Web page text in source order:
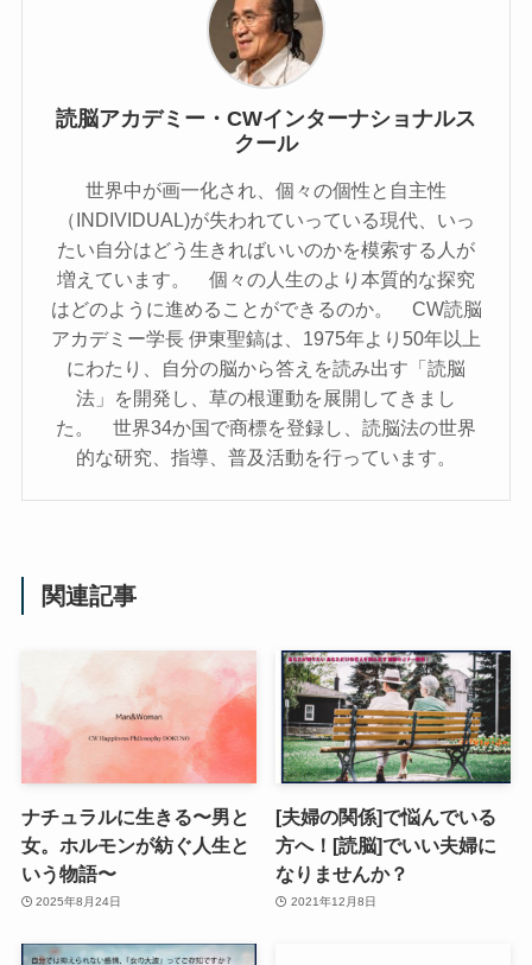
読脳アカデミー・CWインターナショナルス
クール
世界中が画一化され、個々の個性と自主性
（INDIVIDUAL)が失われていっている現代、いっ
たい自分はどう生きればいいのかを模索する人が
増えています。 個々の人生のより本質的な探究
はどのように進めることができるのか。 CW読脳
アカデミー学長 伊東聖鎬は、1975年より50年以上
にわたり、自分の脳から答えを読み出す「読脳
法」を開発し、草の根運動を展開してきまし
た。 世界34か国で商標を登録し、読脳法の世界
的な研究、指導、普及活動を行っています。
関連記事
ナチュラルに生きる〜男と
女。ホルモンが紡ぐ人生と
いう物語〜
2025年8月24日
[夫婦の関係]で悩んでいる
方へ！[読脳]でいい夫婦に
なりませんか？
2021年12月8日